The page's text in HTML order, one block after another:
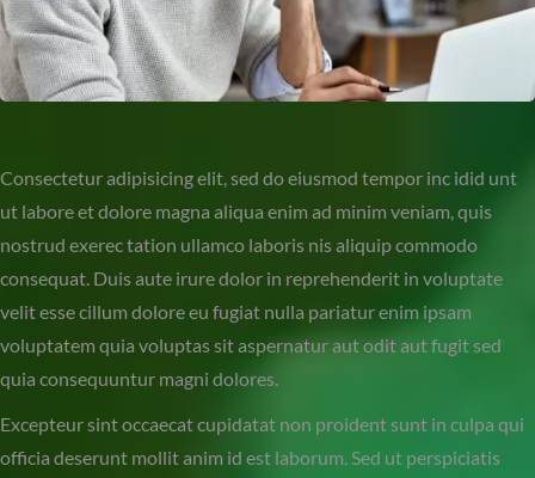
Consectetur adipisicing elit, sed do eiusmod tempor inc idid unt
ut labore et dolore magna aliqua enim ad minim veniam, quis
nostrud exerec tation ullamco laboris nis aliquip commodo
consequat. Duis aute irure dolor in reprehenderit in voluptate
velit esse cillum dolore eu fugiat nulla pariatur enim ipsam
voluptatem quia voluptas sit aspernatur aut odit aut fugit sed
quia consequuntur magni dolores.
Excepteur sint occaecat cupidatat non proident sunt in culpa qui
officia deserunt mollit anim id est laborum. Sed ut perspiciatis